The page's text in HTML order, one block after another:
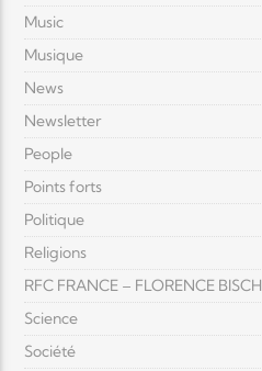
Music
Musique
News
Newsletter
People
Points forts
Politique
Religions
RFC FRANCE – FLORENCE BISCH
Science
Société